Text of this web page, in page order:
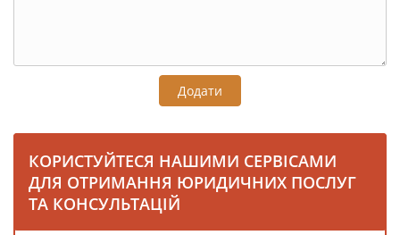
Додати
КОРИСТУЙТЕСЯ НАШИМИ СЕРВІСАМИ
ДЛЯ ОТРИМАННЯ ЮРИДИЧНИХ ПОСЛУГ
ТА КОНСУЛЬТАЦІЙ